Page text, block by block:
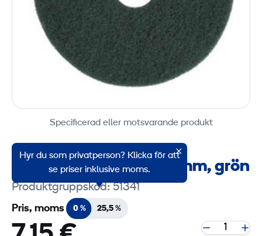
Specificerad eller motsvarande produkt
Golvvårdsrondell 400 mm, grön
Produktgruppskod: 51341
Hyr du som privatperson? Klicka för att
se priser inklusive moms.
Pris, moms 0 % 25,5 %